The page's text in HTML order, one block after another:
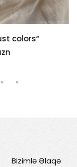
Xalxal
Bizimlə Əlaqə